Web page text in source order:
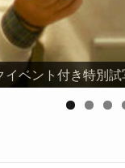
イベント付き特別